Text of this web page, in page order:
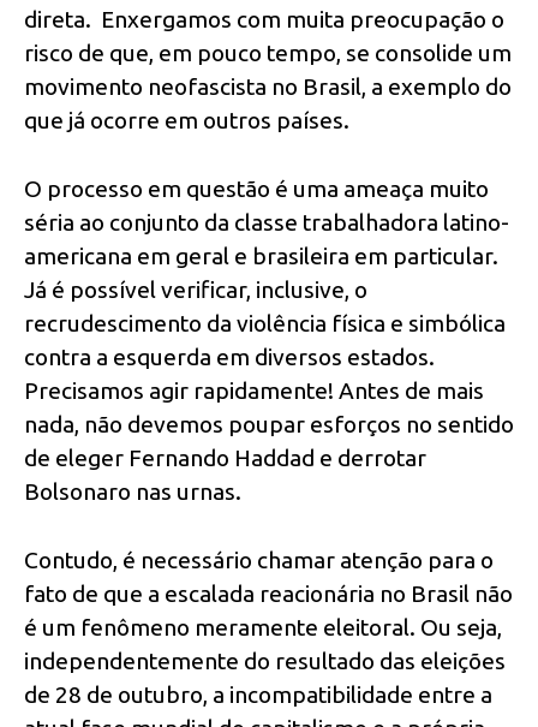
direta. Enxergamos com muita preocupação o
risco de que, em pouco tempo, se consolide um
movimento neofascista no Brasil, a exemplo do
que já ocorre em outros países.
O processo em questão é uma ameaça muito
séria ao conjunto da classe trabalhadora latino-
americana em geral e brasileira em particular.
Já é possível verificar, inclusive, o
recrudescimento da violência física e simbólica
contra a esquerda em diversos estados.
Precisamos agir rapidamente! Antes de mais
nada, não devemos poupar esforços no sentido
de eleger Fernando Haddad e derrotar
Bolsonaro nas urnas.
Contudo, é necessário chamar atenção para o
fato de que a escalada reacionária no Brasil não
é um fenômeno meramente eleitoral. Ou seja,
independentemente do resultado das eleições
de 28 de outubro, a incompatibilidade entre a